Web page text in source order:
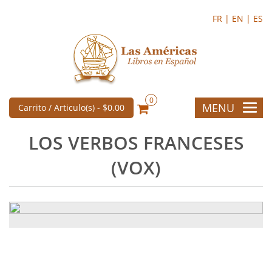
FR | EN | ES
Carrito / Articulo(s) - $0.00
0
MENU
LOS VERBOS FRANCESES
(VOX)